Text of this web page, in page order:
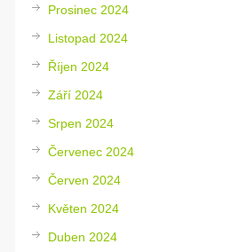
Prosinec 2024
Listopad 2024
Říjen 2024
Září 2024
Srpen 2024
Červenec 2024
Červen 2024
Květen 2024
Duben 2024